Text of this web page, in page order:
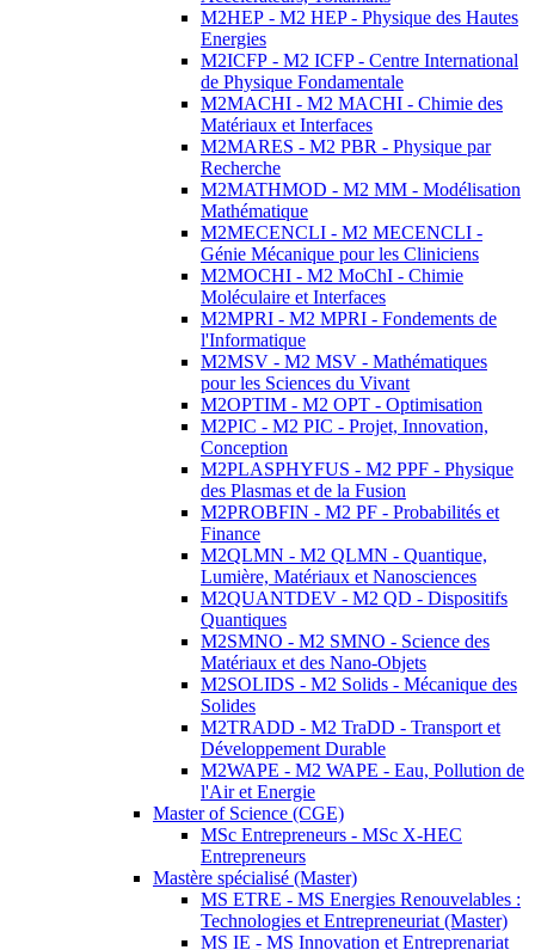
M2HEP - M2 HEP - Physique des Hautes
Energies
M2ICFP - M2 ICFP - Centre International
de Physique Fondamentale
M2MACHI - M2 MACHI - Chimie des
Matériaux et Interfaces
M2MARES - M2 PBR - Physique par
Recherche
M2MATHMOD - M2 MM - Modélisation
Mathématique
M2MECENCLI - M2 MECENCLI -
Génie Mécanique pour les Cliniciens
M2MOCHI - M2 MoChI - Chimie
Moléculaire et Interfaces
M2MPRI - M2 MPRI - Fondements de
l'Informatique
M2MSV - M2 MSV - Mathématiques
pour les Sciences du Vivant
M2OPTIM - M2 OPT - Optimisation
M2PIC - M2 PIC - Projet, Innovation,
Conception
M2PLASPHYFUS - M2 PPF - Physique
des Plasmas et de la Fusion
M2PROBFIN - M2 PF - Probabilités et
Finance
M2QLMN - M2 QLMN - Quantique,
Lumière, Matériaux et Nanosciences
M2QUANTDEV - M2 QD - Dispositifs
Quantiques
M2SMNO - M2 SMNO - Science des
Matériaux et des Nano-Objets
M2SOLIDS - M2 Solids - Mécanique des
Solides
M2TRADD - M2 TraDD - Transport et
Développement Durable
M2WAPE - M2 WAPE - Eau, Pollution de
l'Air et Energie
Master of Science (CGE)
MSc Entrepreneurs - MSc X-HEC
Entrepreneurs
Mastère spécialisé (Master)
MS ETRE - MS Energies Renouvelables :
Technologies et Entrepreneuriat (Master)
MS IE - MS Innovation et Entreprenariat